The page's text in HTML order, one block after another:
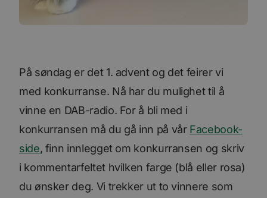
På søndag er det 1. advent og det feirer vi
med konkurranse. Nå har du mulighet til å
vinne en DAB-radio. For å bli med i
konkurransen må du gå inn på vår Facebook-
side, finn innlegget om konkurransen og skriv
i kommentarfeltet hvilken farge (blå eller rosa)
du ønsker deg. Vi trekker ut to vinnere som